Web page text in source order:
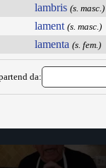
lambris (s. masc.)
lament (s. masc.)
lamenta (s. fem.)
da: